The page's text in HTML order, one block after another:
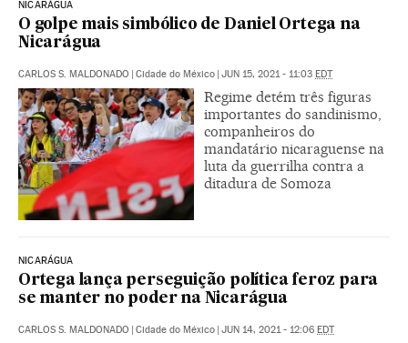
NICARÁGUA
O golpe mais simbólico de Daniel Ortega na
Nicarágua
CARLOS S. MALDONADO Cidade do México JUN 15, 2021 - 11:03 EDT
Regime detém três figuras
importantes do sandinismo,
companheiros do
mandatário nicaraguense na
luta da guerrilha contra a
ditadura de Somoza
NICARÁGUA
Ortega lança perseguição política feroz para
se manter no poder na Nicarágua
CARLOS S. MALDONADO | Cidade do México | JUN 14, 2021 - 12:06 EDT